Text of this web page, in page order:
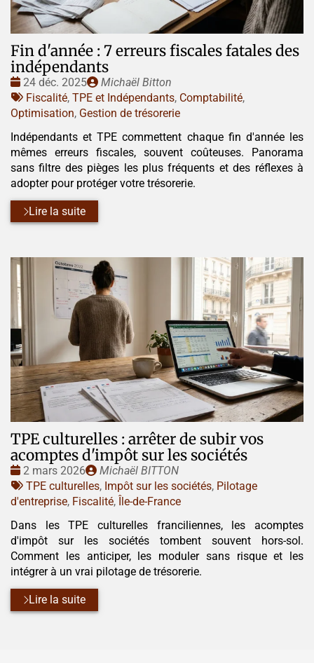
Fin d'année : 7 erreurs fiscales fatales des
indépendants
Date
:
24 déc. 2025
Publié
par
Michaël Bitton
Tags
:
Fiscalité, TPE et Indépendants, Comptabilité,
Optimisation, Gestion de trésorerie
Indépendants et TPE commettent chaque fin d'année les
mêmes erreurs fiscales, souvent coûteuses. Panorama
sans filtre des pièges les plus fréquents et des réflexes à
adopter pour protéger votre trésorerie.
Lire la suite
TPE culturelles : arrêter de subir vos
acomptes d'impôt sur les sociétés
Date
:
2 mars 2026
Publié
par
Michaël BITTON
Tags
:
TPE culturelles, Impôt sur les sociétés, Pilotage
d'entreprise, Fiscalité, Île-de-France
Dans les TPE culturelles franciliennes, les acomptes
d'impôt sur les sociétés tombent souvent hors-sol.
Comment les anticiper, les moduler sans risque et les
intégrer à un vrai pilotage de trésorerie.
Lire la suite